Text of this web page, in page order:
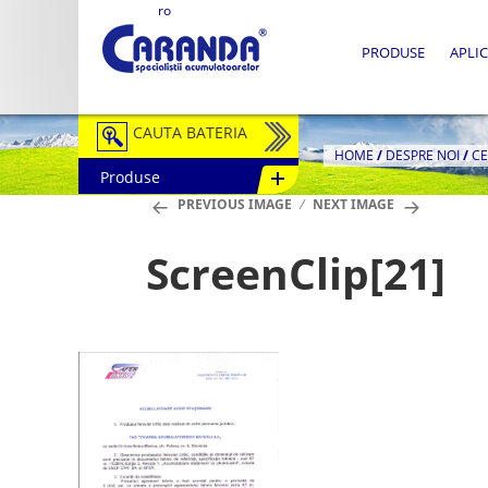
ro
PRODUSE
CAUTA BATERIA
Auto / Moto
Semitractiune
Redresoare
Accesorii Baterii
Fotovoltaice
Produse
HOME/DESPRE NOI/
PREVIOUS IMAGE NEXT IMAGE
ScreenClip[21]